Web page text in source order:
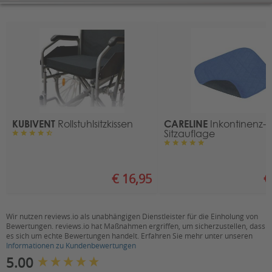
Sitzbreitenbereich:
bis 40 cm, bis 45 cm,
Neigung der Sitzfläche:
Höhe der Rückenlehne ab
gekrümmt von -10°
bis +20°
Durchmesser der Vorderräder
(in cm):
59,5
Bremse für Begleitperson:
ja, Trommelbremsen
Steckachsen:
KUBIVENT Rollstuhlsitzkissen
€ 16,95
CARELINE Inkontinenz-
Sitzauflage
Wir nutzen reviews.io als unabhängigen Dienstleister für die Einholung von
Bewertungen. reviews.io hat Maßnahmen ergriffen, um sicherzustellen, dass
es sich um echte Bewertungen handelt. Erfahren Sie mehr unter unseren
Informationen zu Kundenbewertungen
5.00
New content loaded